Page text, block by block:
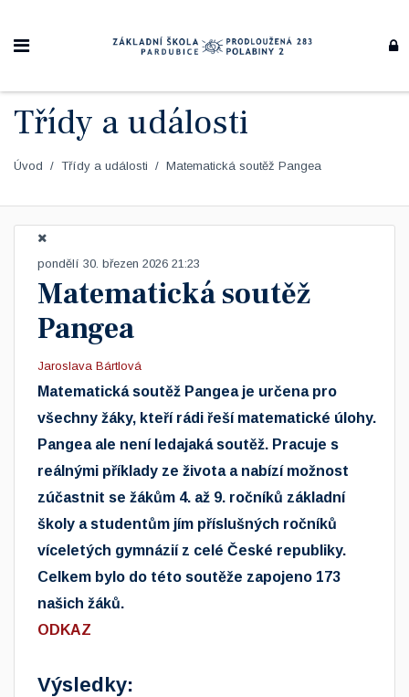
Třídy a události
Úvod Třídy a události Matematická soutěž Pangea
pondělí 30. březen 2026 21:23
Matematická soutěž
Pangea
Jaroslava Bártlová
Matematická soutěž Pangea je určena pro
všechny žáky, kteří rádi řeší matematické úlohy.
Pangea ale není ledajaká soutěž. Pracuje s
reálnými příklady ze života a nabízí možnost
zúčastnit se žákům 4. až 9. ročníků základní
školy a studentům jím příslušných ročníků
víceletých gymnázií z celé České republiky.​
Celkem bylo do této soutěže zapojeno 173
našich žáků.
ODKAZ
Výsledky: